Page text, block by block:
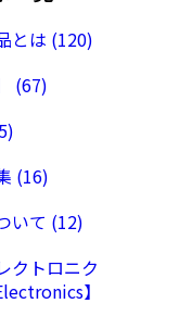
とは (120)
(67)
(16)
いて (12)
クトロニク
】